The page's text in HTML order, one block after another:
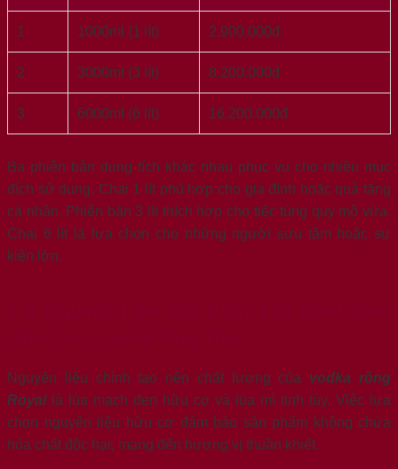
1 1000ml (1 lít) 2.900.000đ
2 3000ml (3 lít) 8.200.000đ
3 6000ml (6 lít) 16.200.000đ
Ba phiên bản dung tích khác nhau phục vụ cho nhiều mục
đích sử dụng. Chai 1 lít phù hợp cho gia đình hoặc quà tặng
cá nhân. Phiên bản 3 lít thích hợp cho tiệc tùng quy mô vừa.
Chai 6 lít là lựa chọn cho những người sưu tầm hoặc sự
kiện lớn.
Nguyên liệu chính tạo nên chất lượng của vodka rồng
Royallà lúa mạch đen hữu cơ và lúa mì tinh túy. Việc lựa
chọn nguyên liệu hữu cơ đảm bảo sản phẩm không chứa
hóa chất độc hại, mang đến hương vị thuần khiết.